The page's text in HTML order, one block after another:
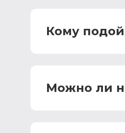
Кому
Можно ли